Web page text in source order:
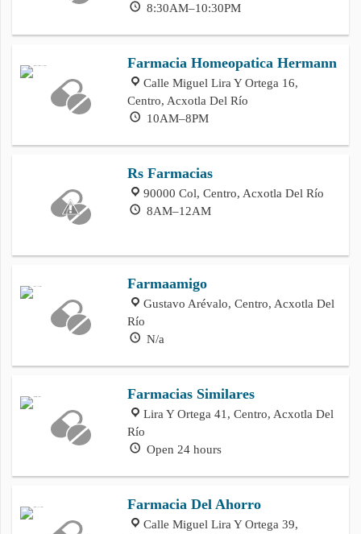
8:30AM–10:30PM
Farmacia Homeopatica Hermann
Calle Miguel Lira Y Ortega 16,
Centro, Acxotla Del Río
10AM–8PM
Rs Farmacias
90000 Col, Centro, Acxotla Del Río
8AM–12AM
Farmaamigo
Gustavo Arévalo, Centro, Acxotla Del
Río
N/a
Farmacias Similares
Lira Y Ortega 41, Centro, Acxotla Del
Río
Open 24 hours
Farmacia Del Ahorro
Calle Miguel Lira Y Ortega 39,